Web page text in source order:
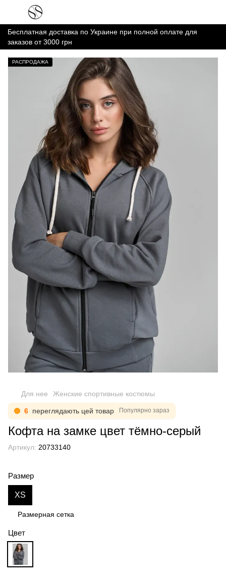
Бесплатная доставка по Украине при полной оплате для
заказов от 3000 грн
РАСПРОДАЖА
Для нее Женские спортивные костюмы
6 переглядають цей товар Популярно зараз
Кофта на замке цвет тёмно-серый
Артикул: 20733140
Размер
XS
Размерная сетка
Цвет